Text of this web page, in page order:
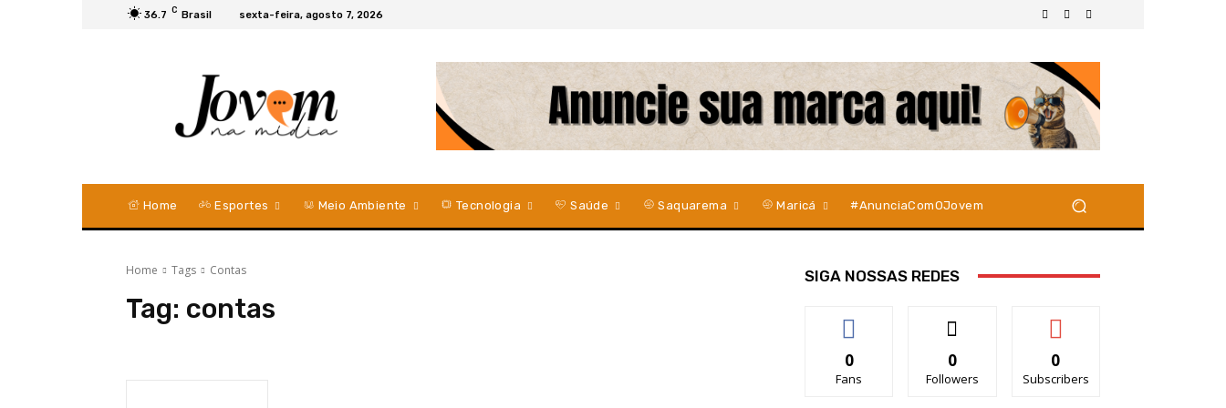
36.7 C Brasil sexta-feira, agosto 7, 2026
Home Esportes Meio Ambiente Tecnologia Saúde Saquarema Maricá #AnunciaComOJovem
Home Tags Contas
Tag: contas
SIGA NOSSAS REDES
0
Fans
0
Followers
0
Subscribers